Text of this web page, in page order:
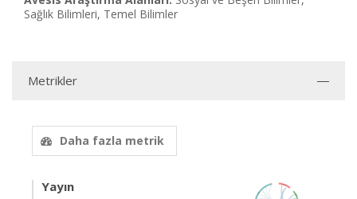
Sağlık Bilimleri, Temel Bilimler
Metrikler
Daha fazla metrik
Yayın